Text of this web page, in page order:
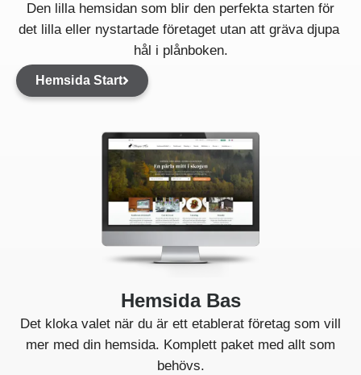
Den lilla hemsidan som blir den perfekta starten för
det lilla eller nystartade företaget utan att gräva djupa
hål i plånboken.
Hemsida Start
Hemsida Bas
Det kloka valet när du är ett etablerat företag som vill
mer med din hemsida. Komplett paket med allt som
behövs.